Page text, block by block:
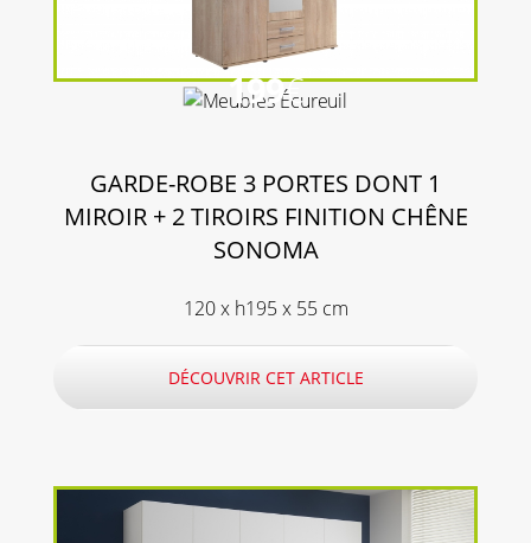
199€
GARDE-ROBE 3 PORTES DONT 1
MIROIR + 2 TIROIRS FINITION CHÊNE
SONOMA
120 x h195 x 55 cm
DÉCOUVRIR CET ARTICLE